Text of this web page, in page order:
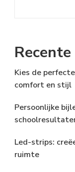
Kies de
comfort en stijl
Persoonlijke
Led-strips:
ruimte